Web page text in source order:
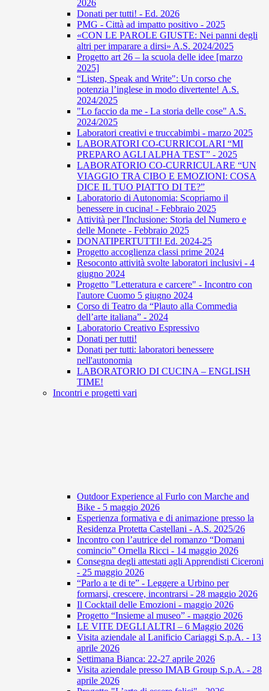
2026
Donati per tutti! - Ed. 2026
PMG - Città ad impatto positivo - 2025
«CON LE PAROLE GIUSTE: Nei panni degli
altri per imparare a dirsi» A.S. 2024/2025
Progetto art 26 – la scuola delle idee [marzo
2025]
“Listen, Speak and Write": Un corso che
potenzia l’inglese in modo divertente! A.S.
2024/2025
"Lo faccio da me - La storia delle cose" A.S.
2024/2025
Laboratori creativi e truccabimbi - marzo 2025
LABORATORI CO-CURRICOLARI “MI
PREPARO AGLI ALPHA TEST” - 2025
LABORATORIO CO-CURRICULARE “UN
VIAGGIO TRA CIBO E EMOZIONI: COSA
DICE IL TUO PIATTO DI TE?”
Laboratorio di Autonomia: Scopriamo il
benessere in cucina! - Febbraio 2025
Attività per l'Inclusione: Storia del Numero e
delle Monete - Febbraio 2025
DONATIPERTUTTI! Ed. 2024-25
Progetto accoglienza classi prime 2024
Resoconto attività svolte laboratori inclusivi - 4
giugno 2024
Progetto "Letteratura e carcere" - Incontro con
l'autore Cuomo 5 giugno 2024
Corso di Teatro da “Plauto alla Commedia
dell’arte italiana” - 2024
Laboratorio Creativo Espressivo
Donati per tutti!
Donati per tutti: laboratori benessere
nell'autonomia
LABORATORIO DI CUCINA – ENGLISH
TIME!
Incontri e progetti vari
Outdoor Experience al Furlo con Marche and
Bike - 5 maggio 2026
Esperienza formativa e di animazione presso la
Residenza Protetta Castellani - A.S. 2025/26
Incontro con l’autrice del romanzo “Domani
comincio” Ornella Ricci - 14 maggio 2026
Consegna degli attestati agli Apprendisti Ciceroni
- 25 maggio 2026
“Parlo a te di te” - Leggere a Urbino per
formarsi, crescere, incontrarsi - 28 maggio 2026
Il Cocktail delle Emozioni - maggio 2026
Progetto “Insieme al museo” - maggio 2026
LE VITE DEGLI ALTRI – 6 Maggio 2026
Visita aziendale al Lanificio Cariaggi S.p.A. - 13
aprile 2026
Settimana Bianca: 22-27 aprile 2026
Visita aziendale presso IMAB Group S.p.A. - 28
aprile 2026